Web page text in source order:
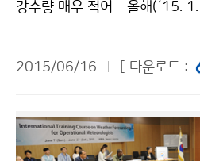
강수량 매우 적어 - 올해(´15.
니다. ※ 3개월 표준강수지수
소양호 상류의 모습(춘천기상대
2015/06/16 [ 다운로드 :